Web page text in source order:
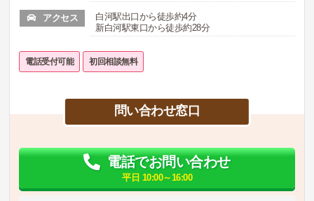
アクセス
白河駅出口から徒歩約4分
新白河駅東口から徒歩約28分
電話受付可能 初回相談無料
問い合わせ窓口
電話でお問い合わせ
平日 10:00～16:00